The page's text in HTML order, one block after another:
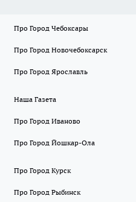
Про Город Чебоксары
Про Город Новочебоксарск
Про Город Ярославль
Наша Газета
Про Город Иваново
Про Город Йошкар-Ола
Про Город Курск
Про Город Рыбинск